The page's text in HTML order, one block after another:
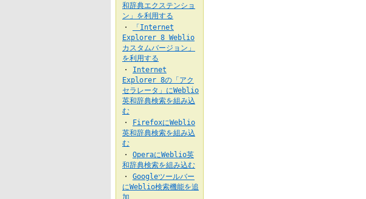
和辞典エクステンショ
ン」を利用する
・
「Internet
Explorer 8 Weblio
カスタムバージョン」
を利用する
・
Internet
Explorer 8の「アク
セラレータ」にWeblio
英和辞典検索を組み込
む
・
FirefoxにWeblio
英和辞典検索を組み込
む
・
OperaにWeblio英
和辞典検索を組み込む
・
Googleツールバー
にWeblio検索機能を追
加